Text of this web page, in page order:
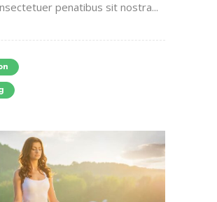
penatibus sit nostra...